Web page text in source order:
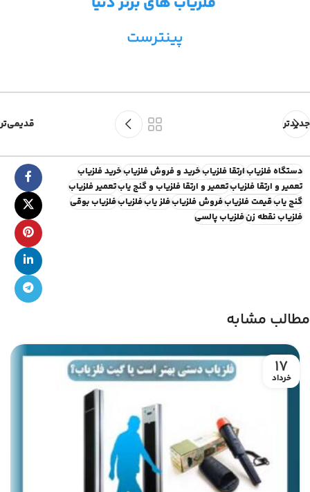
پینترست
جدیدتر قدیمی‌تر
دستگاه فلزیابارتقا فلزیابخرید و فروش فلزیابخرید فلزیاب
تعمیر و ارتقا فلزیابتعمیر و ارتقا فلزیاب و گنج یابتعمیر فلزیاب
گنج یابقیمت فلزیابفروش فلزیابفلز یابفلزیابفلزیاب بوقی
فلزیاب نقطه زنفلزیاب پالسی
مطالب مشابه
17
خرداد